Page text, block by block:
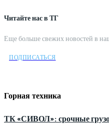
Читайте нас в ТГ
Еще больше свежих новостей в
ПОДПИСАТЬСЯ
Горная техника
ТК «СИВОЛ»: срочные